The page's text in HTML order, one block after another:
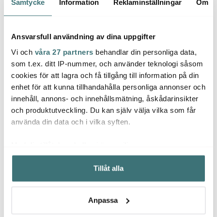
Samtycke Information Reklaminställningar Om
Ansvarsfull användning av dina uppgifter
Vi och våra 27 partners behandlar din personliga data,
som t.ex. ditt IP-nummer, och använder teknologi såsom
cookies för att lagra och få tillgång till information på din
enhet för att kunna tillhandahålla personliga annonser och
innehåll, annons- och innehållsmätning, åskådarinsikter
och produktutveckling. Du kan själv välja vilka som får
använda din data och i vilka syften.
Samla in information om din geografiska plats som
kan ha en noggrannhet på upp till flera meter
Identifiera din enhet genom att aktivt skanna den för
Ta reda på mer om hur dina personliga uppgifter
Tillåt alla
Anpassa
Kitchenaid
KitchenAid Artisan
Vattenkokare 5KEK1522
BRA DEAL
Kitchenaid
KitchenAid
Ståltrådsvisp till Artisan